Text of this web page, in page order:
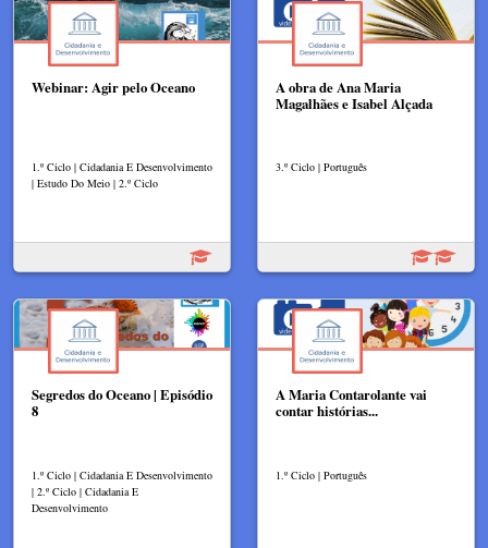
Webinar: Agir pelo Oceano
1.º Ciclo | Cidadania E Desenvolvimento
| Estudo Do Meio | 2.º Ciclo
A obra de Ana Maria
Magalhães e Isabel Alçada
3.º Ciclo | Português
Segredos do Oceano | Episódio
8
1.º Ciclo | Cidadania E Desenvolvimento
| 2.º Ciclo | Cidadania E
Desenvolvimento
A Maria Contarolante vai
contar histórias...
1.º Ciclo | Português